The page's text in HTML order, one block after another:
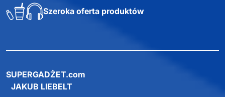
Szeroka oferta produktów
SUPERGADŻET.com
JAKUB LIEBELT